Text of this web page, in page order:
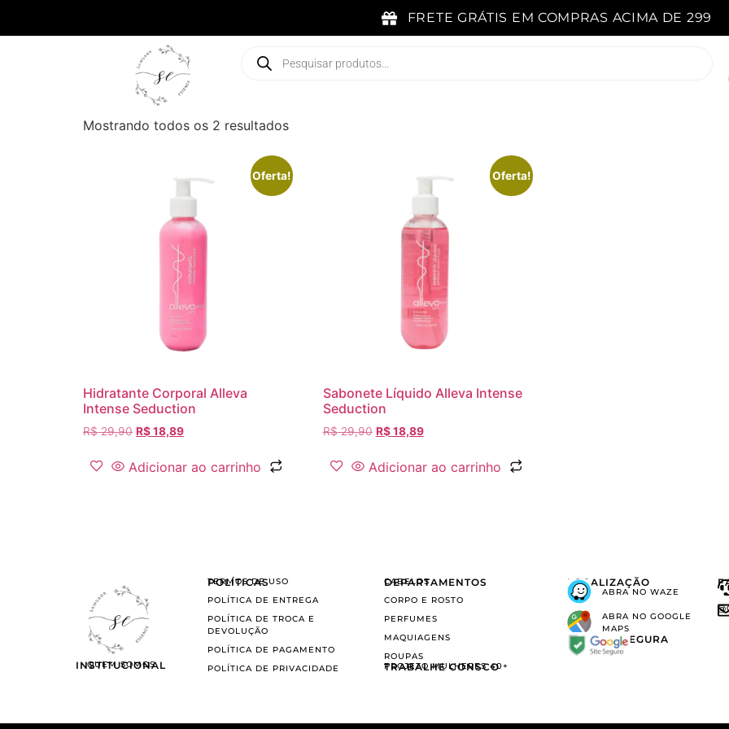
FRETE GRÁTIS EM COMPRAS ACIMA DE 299
Mostrando todos os 2 resultados
Oferta!
Hidratante Corporal Alleva
Intense Seduction
R$29,90 R$18,89
Adicionar ao carrinho
Oferta!
Sabonete Líquido Alleva Intense
Seduction
R$29,90 R$18,89
Adicionar ao carrinho
INSTITUCIONAL
QUEM SOMOS
POLÍTICAS
TERMOS DE USO
POLÍTICA DE ENTREGA
POLÍTICA DE TROCA E
DEVOLUÇÃO
POLÍTICA DE PAGAMENTO
POLÍTICA DE PRIVACIDADE
DEPARTAMENTOS
CABELOS
CORPO E ROSTO
PERFUMES
MAQUIAGENS
ROUPAS
TRABALHE CONSCO
PROJETO MULHERES 40+
LOCALIZAÇÃO
ABRA NO WAZE
ABRA NO GOOGLE
MAPS
COMPRA SEGURA